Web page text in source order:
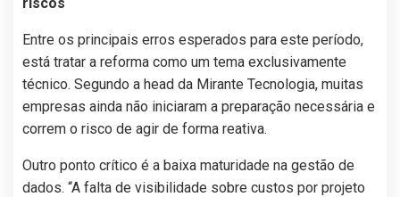
Entre os principais erros esperados para este período,
está tratar a reforma como um tema exclusivamente
técnico. Segundo a head da Mirante Tecnologia, muitas
empresas ainda não iniciaram a preparação necessária e
correm o risco de agir de forma reativa.
Outro ponto crítico é a baixa maturidade na gestão de
dados. “A falta de visibilidade sobre custos por projeto